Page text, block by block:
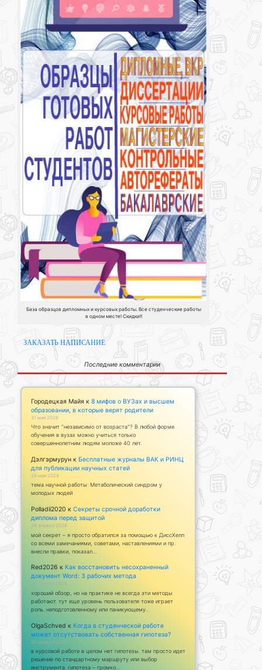
База образцов дипломных и курсовых работы. Все студенческие работы
в одном месте! Скидки!!
ЗАКАЗАТЬ НАПИСАНИЕ
Последние комментарии
Городецкая Майя к 8 мифов о ВУЗах и высшем
образовании, в которые верят родители
31 мая 2026
Что значит "независимо от возраста"? В любой форме
обучения в вузах можно учиться только
совершеннолетним людям моложе 40 лет.
Дэлгэрмурун к Бесплатные журналы ВАК и РИНЦ
для публикации научных статей
28 мая 2026
тема научной работы: Метаболический синдром у
молодых людей
Polladii2020 к Секреты срочной доработки
диплома перед защитой
28 апреля 2026
мой секрет – я просто обратился за помощью к ДиссХелп
со всеми замечаниями, советами, наставлениями и пр.
внесли правки, показал…
Red2026 к Как восстановить несохраненный
документ Word: 3 рабочих метода
23 апреля 2026
хороший обзор, но на практике не всегда эти методы
работают. тут еще уровень пользователя тоже играет
роль. неподготовленному или паникующему…
OlgaSchved к Когда в студенческой работе
может отсутствовать собственная гипотеза?
22 апреля 2026
в курсовой работе в целом нет гипотезы. там просто идет
решение по стандартному маршруту или выбор
инструмента. гипотеза – громко…